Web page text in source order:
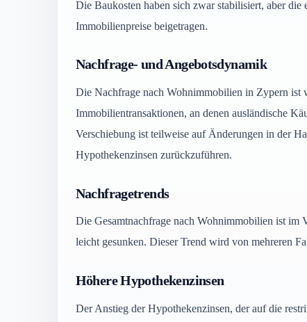
Die Baukosten haben sich zwar stabilisiert, aber die
Immobilienpreise beigetragen.
Nachfrage- und Angebotsdynamik
Die Nachfrage nach Wohnimmobilien in Zypern ist
Immobilientransaktionen, an denen ausländische
Verschiebung ist teilweise auf Änderungen in der
Hypothekenzinsen zurückzuführen.
Nachfragetrends
Die Gesamtnachfrage nach Wohnimmobilien ist im
leicht gesunken. Dieser Trend wird von mehreren
Höhere Hypothekenzinsen
Der Anstieg der Hypothekenzinsen, der auf die